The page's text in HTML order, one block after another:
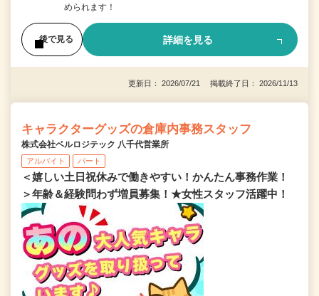
められます！
後で見る 詳細を見る
更新日： 2026/07/21 掲載終了日： 2026/11/13
キャラクターグッズの倉庫内事務スタッフ
株式会社ベルロジテック 八千代営業所
アルバイト パート
＜嬉しい土日祝休みで働きやすい！かんたん事務作業！
＞年齢＆経験問わず増員募集！★女性スタッフ活躍中！